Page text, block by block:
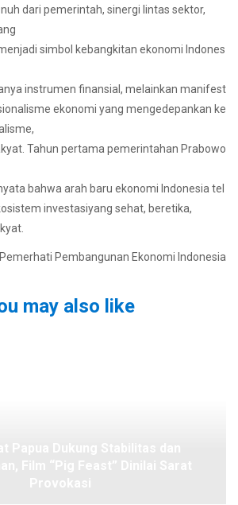
dari pemerintah, sinergi lintas sektor,
simbol kebangkitan ekonomi Indones
instrumen finansial, melainkan manifest
ekonomi yang mengedepankan ke
Tahun pertama pemerintahan Prabowo
bahwa arah baru ekonomi Indonesia tel
investasiyang sehat, beretika,
Pembangunan Ekonomi Indonesia
may also like